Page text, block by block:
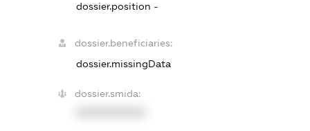
dossier.position -
dossier.beneficiaries:
dossier.missingData
dossier.smida: